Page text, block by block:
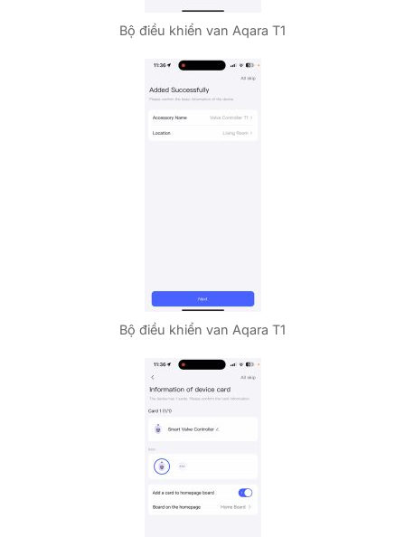
Bộ điều khiển van Aqara T1
Bộ điều khiển van Aqara T1